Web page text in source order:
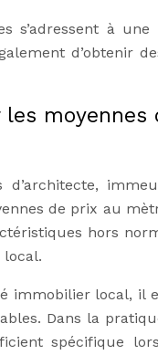
s’adressent à
d’obtenir
moyennes
de prix au
hors
local.
immobilier local, il
Dans la
spécifique